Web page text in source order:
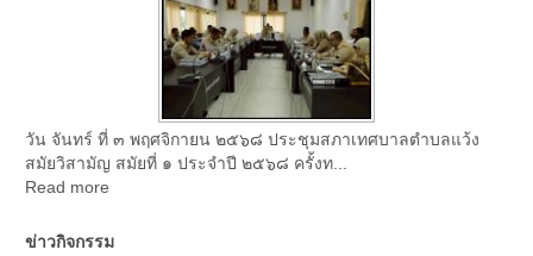
วัน จันทร์ ที่ ๓ พฤศจิกายน ๒๕๖๘ ประชุมสภาเทศบาลตำบลแว้ง
สมัยวิสามัญ สมัยที่ ๑ ประจำปี ๒๕๖๘ ครั้งท...
Read more
ข่าวกิจกรรม